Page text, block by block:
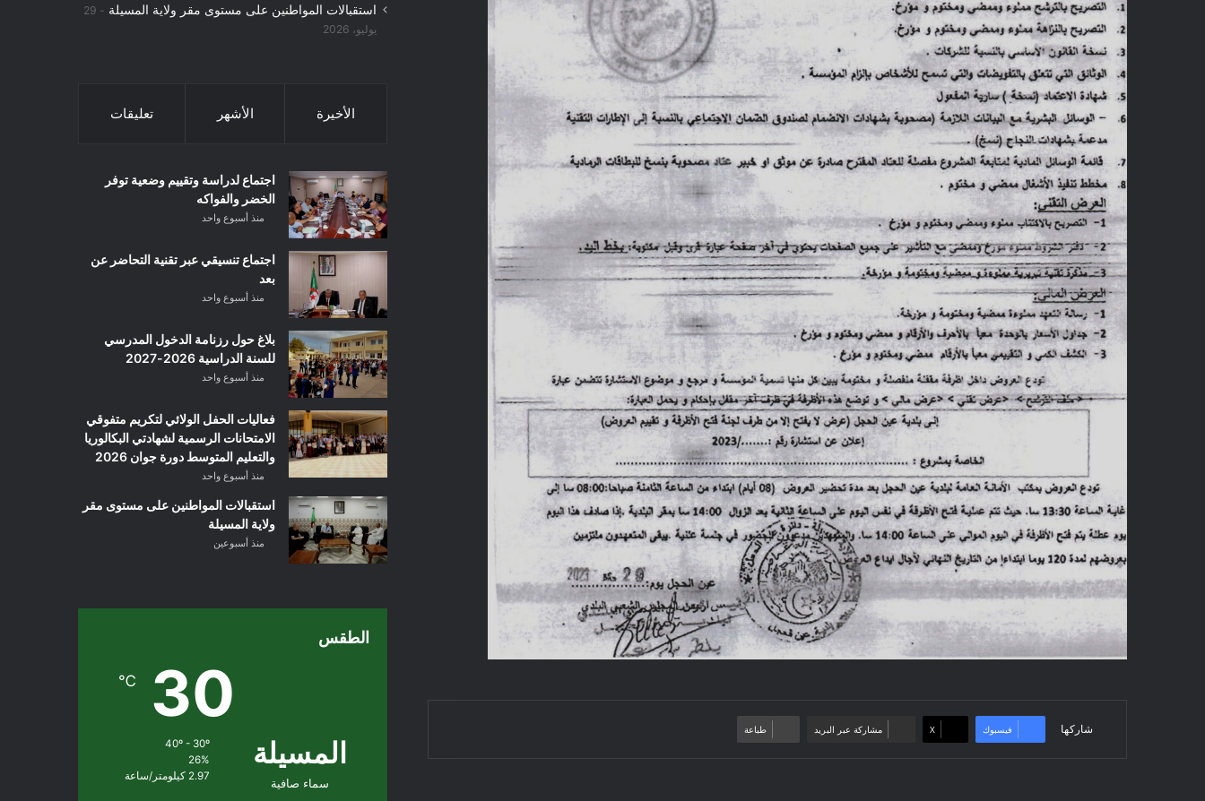
شاركها فيسبوك ‫X مشاركة عبر البريد طباعة
استقبالات المواطنين على مستوى مقر ولاية المسيلة
29
يوليو، 2026
الأخيرة الأشهر تعليقات
اجتماع لدراسة وتقييم وضعية توفر
الخضر والفواكه
منذ أسبوع واحد
اجتماع تنسيقي عبر تقنية التحاضر عن
بعد
منذ أسبوع واحد
بلاغ حول رزنامة الدخول المدرسي
للسنة الدراسية 2026-2027
منذ أسبوع واحد
فعاليات الحفل الولائي لتكريم متفوقي
الامتحانات الرسمية لشهادتي البكالوريا
والتعليم المتوسط دورة جوان 2026
منذ أسبوع واحد
استقبالات المواطنين على مستوى مقر
ولاية المسيلة
منذ أسبوعين
الطقس
المسيلة
سماء صافية
30
℃
40º - 30º
26%
2.97 كيلومتر/ساعة